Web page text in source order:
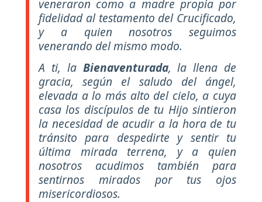
veneraron como a madre propia por
fidelidad al testamento del Crucificado,
y a quien nosotros seguimos
venerando del mismo modo.
A ti, la Bienaventurada, la llena de
gracia, según el saludo del ángel,
elevada a lo más alto del cielo, a cuya
casa los discípulos de tu Hijo sintieron
la necesidad de acudir a la hora de tu
tránsito para despedirte y sentir tu
última mirada terrena, y a quien
nosotros acudimos también para
sentirnos mirados por tus ojos
misericordiosos.